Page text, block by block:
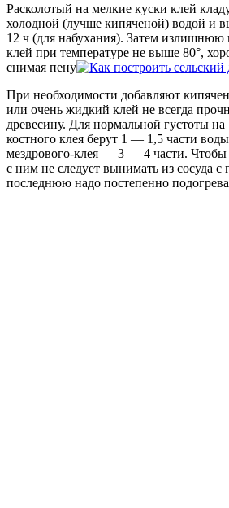
Расколотый на мелкие куски клей
холодной (лучше кипяченой) водой и
12 ч (для набухания). Затем излишнюю
клей при температуре не выше 80°,
снимая пену
При необходимости добавляют
или очень жидкий клей не всегда
древесину. Для нормальной густоты на
костного клея берут 1 — 1,5 части
мездрового-клея — 3 — 4 части. Чтобы
с ним не следует вынимать из сосуда с
последнюю надо постепенно